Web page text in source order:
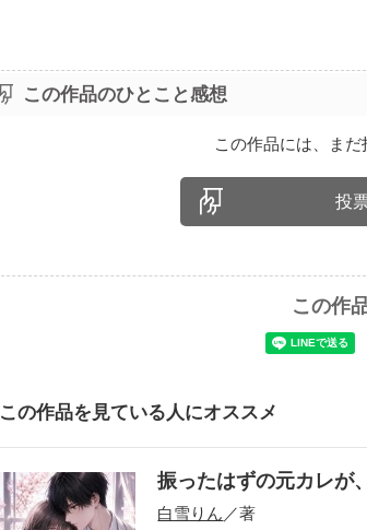
この作品のひとこと感想
この作品には、まだ
投
この作
この作品を見ている人にオススメ
振ったはずの元カレが
白雪りん ／著